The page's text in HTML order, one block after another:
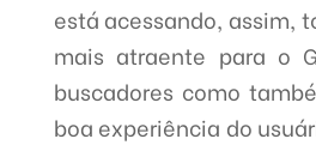
está acessando, assim,
mais atraente para o
buscadores como
boa experiência do